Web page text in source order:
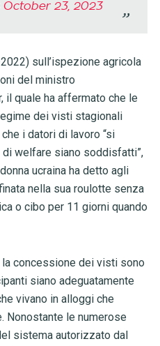
October 23, 2023
sull’ispezione agricola
del ministro
il quale ha affermato che le
dei visti stagionali
i datori di lavoro “si
welfare siano soddisfatti”,
ucraina ha detto agli
nella sua roulotte senza
o cibo per 11 giorni quando
concessione dei visti sono
siano adeguatamente
vivano in alloggi che
Nonostante le numerose
sistema autorizzato dal